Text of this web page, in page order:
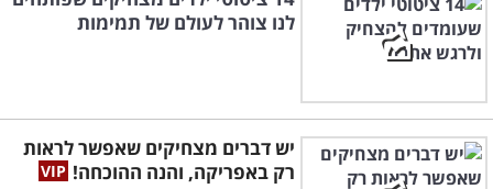
לנו צוהר לעולם של תמימות
יש דברים מצחיקים שאפשר לראות
רק באפריקה, והנה ההוכחה!